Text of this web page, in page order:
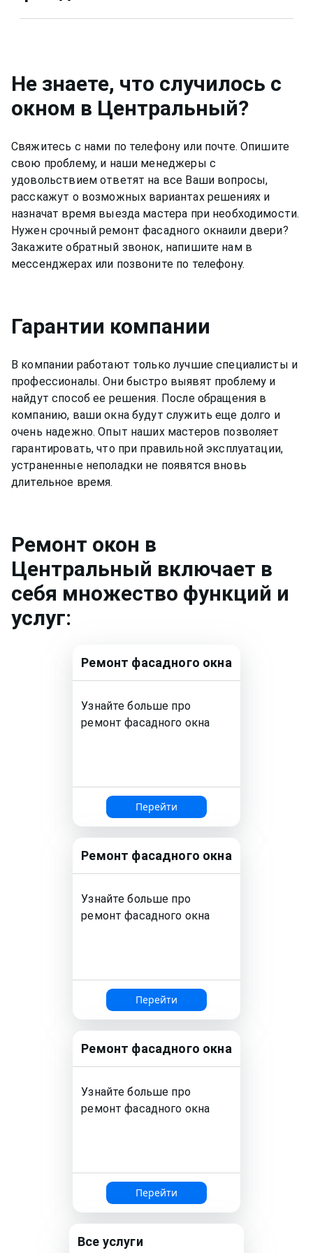
Не знаете, что случилось с
окном в Центральный?
Свяжитесь с нами по телефону или почте. Опишите
свою проблему, и наши менеджеры с
удовольствием ответят на все Ваши вопросы,
расскажут о возможных вариантах решениях и
назначат время выезда мастера при необходимости.
Нужен срочный ремонтфасадного окнаили двери?
Закажите обратный звонок, напишите нам в
мессенджерах или позвоните по телефону.
Гарантии компании
В компании работают только лучшие специалисты и
профессионалы. Они быстро выявят проблему и
найдут способ ее решения. После обращения в
компанию, ваши окна будут служить еще долго и
очень надежно. Опыт наших мастеров позволяет
гарантировать, что при правильной эксплуатации,
устраненные неполадки не появятся вновь
длительное время.
Ремонт окон в
Центральный включает в
себя множество функций и
услуг:
Ремонт фасадного окна
Узнайте больше про
ремонтфасадного окна
Перейти
Ремонт фасадного окна
Узнайте больше про
ремонтфасадного окна
Перейти
Ремонт фасадного окна
Узнайте больше про
ремонтфасадного окна
Перейти
Все услуги